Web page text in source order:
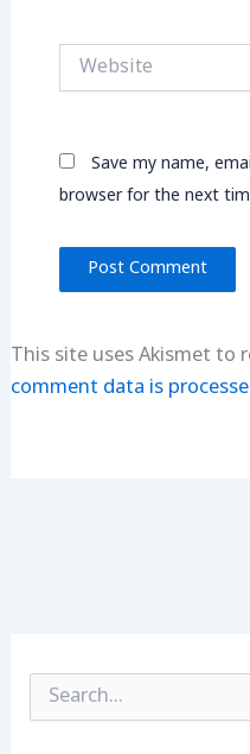
Website
Save my name,
browser for the next
This site uses Akismet to
comment data is